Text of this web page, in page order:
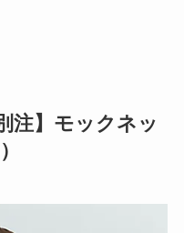
注】モックネッ